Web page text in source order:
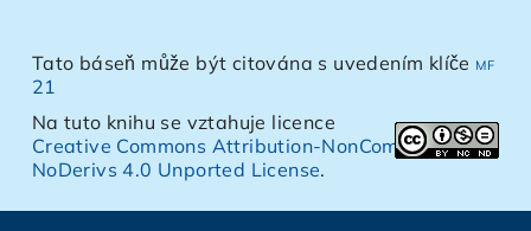
Tato báseň může být citována s uvedením klíče mf
21
Na tuto knihu se vztahuje licence
Creative Commons Attribution-NonCommercial-
NoDerivs 4.0 Unported License.